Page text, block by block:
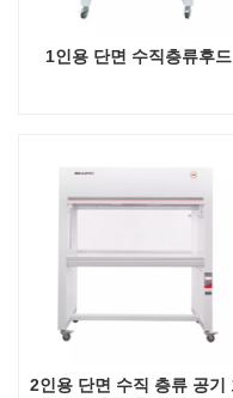
1인용 단면 수직층류후드
2인용 단면 수직 층류 공기